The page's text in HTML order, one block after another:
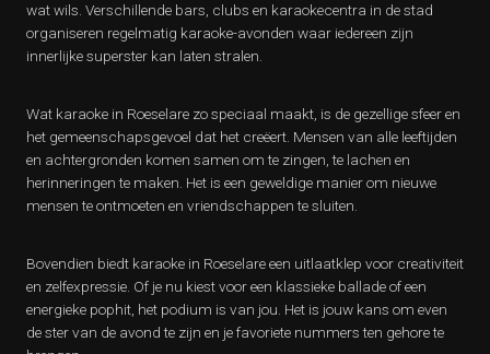
wat wils. Verschillende bars, clubs en karaokecentra in de stad
organiseren regelmatig karaoke-avonden waar iedereen zijn
innerlijke superster kan laten stralen.
Wat karaoke in Roeselare zo speciaal maakt, is de gezellige sfeer en
het gemeenschapsgevoel dat het creëert. Mensen van alle leeftijden
en achtergronden komen samen om te zingen, te lachen en
herinneringen te maken. Het is een geweldige manier om nieuwe
mensen te ontmoeten en vriendschappen te sluiten.
Bovendien biedt karaoke in Roeselare een uitlaatklep voor creativiteit
en zelfexpressie. Of je nu kiest voor een klassieke ballade of een
energieke pophit, het podium is van jou. Het is jouw kans om even
de ster van de avond te zijn en je favoriete nummers ten gehore te